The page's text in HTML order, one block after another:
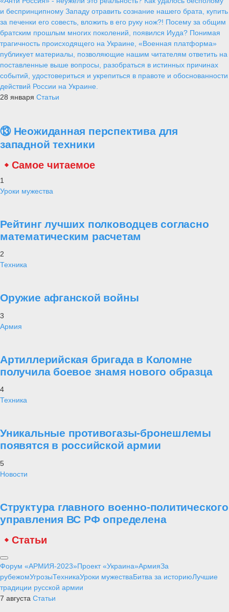
и беспринципному Западу отравить сознание нашего брата, купить
за печенки его совесть, вложить в его руку нож?! Посему за общим
братским прошлым многих поколений, появился Иуда? Понимая
трагичность происходящего на Украине, «Военная платформа»
публикует материалы, позволяющие нашим читателям ответить на
поставленные выше вопросы, разобраться в истинных причинах
событий, удостовериться и укрепиться в правоте и обоснованности
действий России на Украине.
28 января Статьи
⑬ Неожиданная перспектива для
западной техники
Самое читаемое
1
Уроки мужества
Рейтинг лучших полководцев согласно
математическим расчетам
2
Техника
Оружие афганской войны
3
Армия
Артиллерийская бригада в Коломне
получила боевое знамя нового образца
4
Техника
Уникальные противогазы-бронешлемы
появятся в российской армии
5
Новости
Структура главного военно-политического
управления ВС РФ определена
Статьи
Форум «АРМИЯ-2023»Проект «Украина»АрмияЗа
рубежомУгрозыТехникаУроки мужестваБитва за историюЛучшие
традиции русской армии
7 августа Статьи